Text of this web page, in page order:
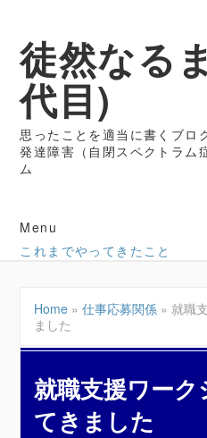
徒然なる
代目)
思ったことを適当に書くブロ
発達障害（自閉スペクトラム
ム
Menu
これまでやってきたこと
Home »仕事応募関係 »就職
ました
就職支援ワー
てきました